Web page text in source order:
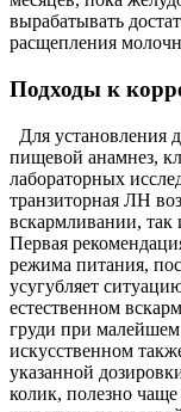
вырабатывать
расщепления
Подходы к
Для установления
пищевой анамнез,
лабораторных
транзиторная ЛН
вскармливании,
Первая
режима питания,
усугубляет
естественном
груди при
искусственном
указанной
колик, полезно чаще